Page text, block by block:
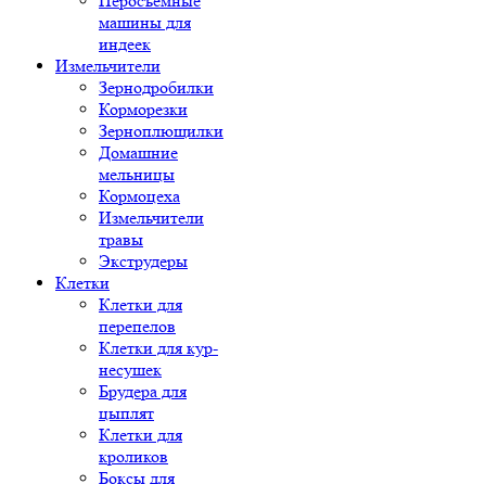
машины для
индеек
Измельчители
Зернодробилки
Корморезки
Зерноплющилки
Домашние
мельницы
Кормоцеха
Измельчители
травы
Экструдеры
Клетки
Клетки для
перепелов
Клетки для кур-
несушек
Брудера для
цыплят
Клетки для
кроликов
Боксы для